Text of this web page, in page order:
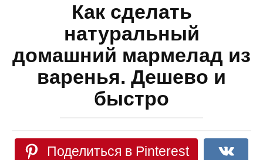
Как сделать
натуральный
домашний мармелад из
варенья. Дешево и
быстро
Поделиться в Pinterest